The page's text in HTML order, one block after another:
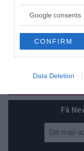
not limited to your
use your data for
consent section.
Google consents
CONFIRM
Data Deletion
lanserad
Få